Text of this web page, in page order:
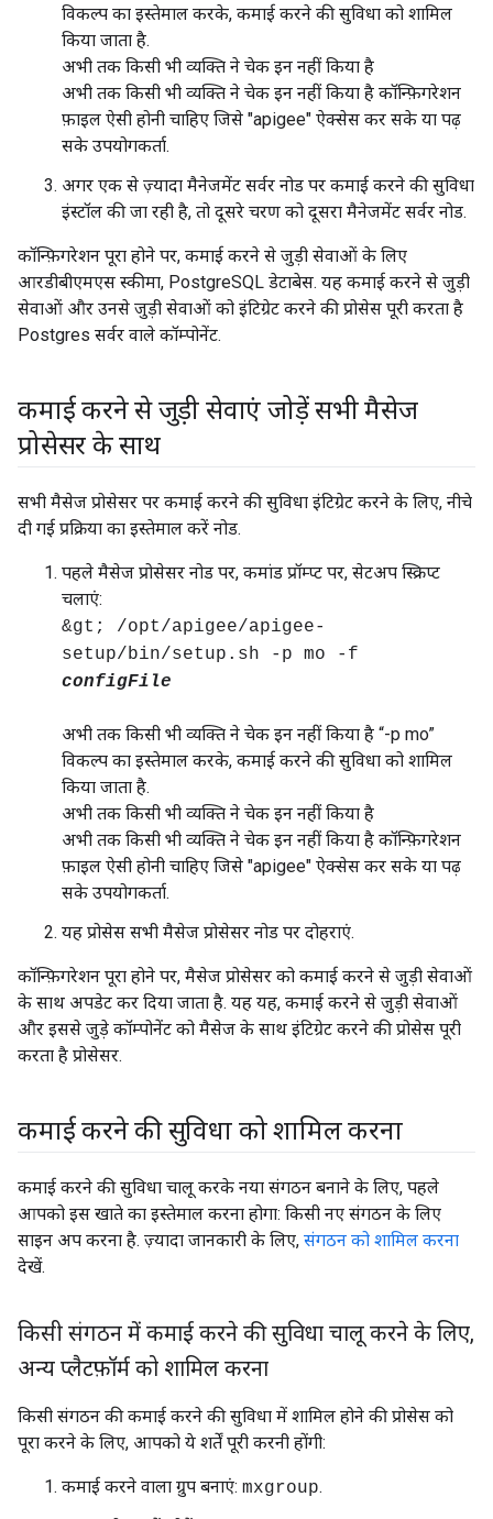
विकल्प का इस्तेमाल करके, कमाई करने की सुविधा को शामिल
किया जाता है.
अभी तक किसी भी व्यक्ति ने चेक इन नहीं किया है
अभी तक किसी भी व्यक्ति ने चेक इन नहीं किया है कॉन्फ़िगरेशन
फ़ाइल ऐसी होनी चाहिए जिसे "apigee" ऐक्सेस कर सके या पढ़
सके उपयोगकर्ता.
अगर एक से ज़्यादा मैनेजमेंट सर्वर नोड पर कमाई करने की सुविधा
इंस्टॉल की जा रही है, तो दूसरे चरण को दूसरा मैनेजमेंट सर्वर नोड.
कॉन्फ़िगरेशन पूरा होने पर, कमाई करने से जुड़ी सेवाओं के लिए
आरडीबीएमएस स्कीमा, PostgreSQL डेटाबेस. यह कमाई करने से जुड़ी
सेवाओं और उनसे जुड़ी सेवाओं को इंटिग्रेट करने की प्रोसेस पूरी करता है
Postgres सर्वर वाले कॉम्पोनेंट.
कमाई करने से जुड़ी सेवाएं जोड़ें सभी मैसेज
प्रोसेसर के साथ
सभी मैसेज प्रोसेसर पर कमाई करने की सुविधा इंटिग्रेट करने के लिए, नीचे
दी गई प्रक्रिया का इस्तेमाल करें नोड.
पहले मैसेज प्रोसेसर नोड पर, कमांड प्रॉम्प्ट पर, सेटअप स्क्रिप्ट
चलाएं:
&gt; /opt/apigee/apigee-
setup/bin/setup.sh -p mo -f
configFile
अभी तक किसी भी व्यक्ति ने चेक इन नहीं किया है “-p mo”
विकल्प का इस्तेमाल करके, कमाई करने की सुविधा को शामिल
किया जाता है.
अभी तक किसी भी व्यक्ति ने चेक इन नहीं किया है
अभी तक किसी भी व्यक्ति ने चेक इन नहीं किया है कॉन्फ़िगरेशन
फ़ाइल ऐसी होनी चाहिए जिसे "apigee" ऐक्सेस कर सके या पढ़
सके उपयोगकर्ता.
यह प्रोसेस सभी मैसेज प्रोसेसर नोड पर दोहराएं.
कॉन्फ़िगरेशन पूरा होने पर, मैसेज प्रोसेसर को कमाई करने से जुड़ी सेवाओं
के साथ अपडेट कर दिया जाता है. यह यह, कमाई करने से जुड़ी सेवाओं
और इससे जुड़े कॉम्पोनेंट को मैसेज के साथ इंटिग्रेट करने की प्रोसेस पूरी
करता है प्रोसेसर.
कमाई करने की सुविधा को शामिल करना
कमाई करने की सुविधा चालू करके नया संगठन बनाने के लिए, पहले
आपको इस खाते का इस्तेमाल करना होगा: किसी नए संगठन के लिए
साइन अप करना है. ज़्यादा जानकारी के लिए, संगठन को शामिल करना
देखें.
किसी संगठन में कमाई करने की सुविधा चालू करने के लिए,
अन्य प्लैटफ़ॉर्म को शामिल करना
किसी संगठन की कमाई करने की सुविधा में शामिल होने की प्रोसेस को
पूरा करने के लिए, आपको ये शर्तें पूरी करनी होंगी:
कमाई करने वाला ग्रुप बनाएं: mxgroup.